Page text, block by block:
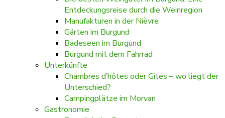
Entdeckungsreise durch die Weinregion
Manufakturen in der Nièvre
Gärten im Burgund
Badeseen im Burgund
Burgund mit dem Fahrrad
Unterkünfte
Chambres d’hôtes oder Gîtes – wo liegt der
Unterschied?
Campingplätze im Morvan
Gastronomie